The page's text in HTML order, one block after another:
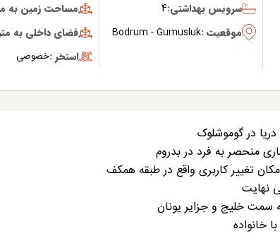
سرویس بهداشتی:4
موقعیت :Bodrum - Gumusluk
مساحت زمین به
فضای داخلی به
استخر :خصوصی
در گوموشلوک
منحصر به فرد در بدروم
تغییر کاربری واقع در طبقه همکف
نهایت
سمت خلیج و جزایر یونان
خانواده